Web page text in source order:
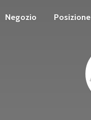
Negozio Posizione